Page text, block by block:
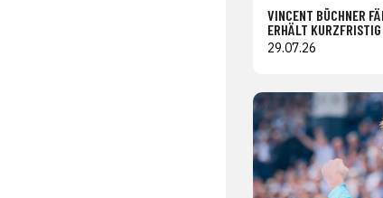
VINCENT BÜCHNER
ERHÄLT
29.07.26